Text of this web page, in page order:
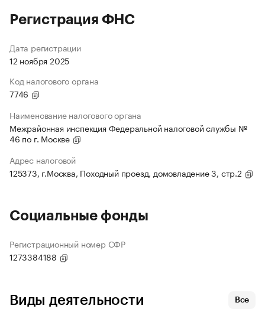
Регистрация ФНС
Дата регистрации
12 ноября 2025
Код налогового органа
7746
Наименование налогового органа
Межрайонная инспекция Федеральной налоговой службы №
46 по г. Москве
Адрес налоговой
125373, г.Москва, Походный проезд, домовладение 3, стр.2
Социальные фонды
Регистрационный номер СФР
1273384188
Виды деятельности Все